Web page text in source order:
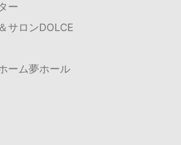
ー
サロンDOLCE
ーム夢ホール